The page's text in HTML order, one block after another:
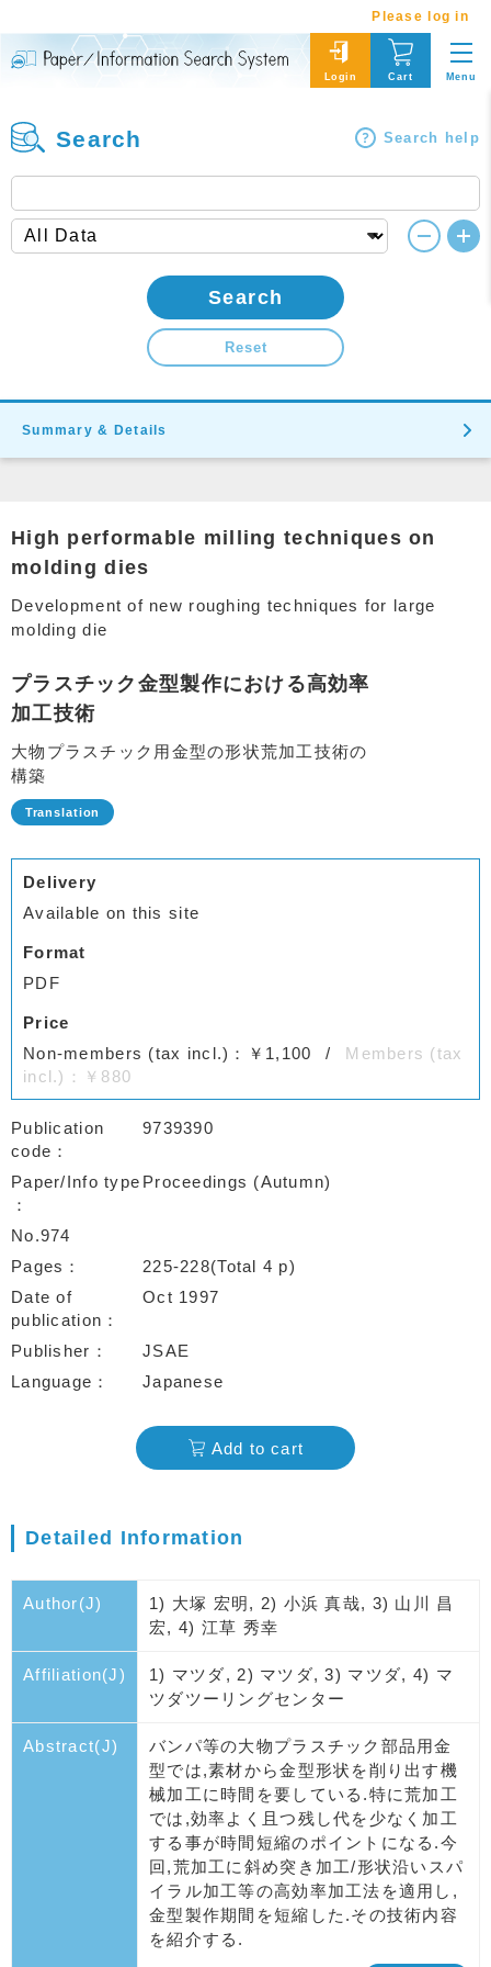
Please log in
Login Cart Menu
Search Search help
Search
Reset
Summary & Details
High performable milling techniques on
molding dies
Development of new roughing techniques for large
molding die
プラスチック金型製作における高効率
加工技術
大物プラスチック用金型の形状荒加工技術の
構築
Delivery
Available on this site
Format
PDF
Price
Non-members (tax incl.)：￥1,100
Members (tax
incl.)：￥880
Publication
code
9739390
Paper/Info type Proceedings (Autumn)
No.974
Pages
225-228(Total 4 p)
Date of
publication
Oct 1997
Publisher
JSAE
Language
Japanese
Add to cart
Detailed Information
Author(J)
1) 大塚 宏明, 2) 小浜 真哉, 3) 山川 昌
宏, 4) 江草 秀幸
Affiliation(J)
1) マツダ, 2) マツダ, 3) マツダ, 4) マ
ツダツーリングセンター
Abstract(J)
バンパ等の大物プラスチック部品用金
型では,素材から金型形状を削り出す機
械加工に時間を要している.特に荒加工
では,効率よく且つ残し代を少なく加工
する事が時間短縮のポイントになる.今
回,荒加工に斜め突き加工/形状沿いスパ
イラル加工等の高効率加工法を適用し,
金型製作期間を短縮した.その技術内容
を紹介する.